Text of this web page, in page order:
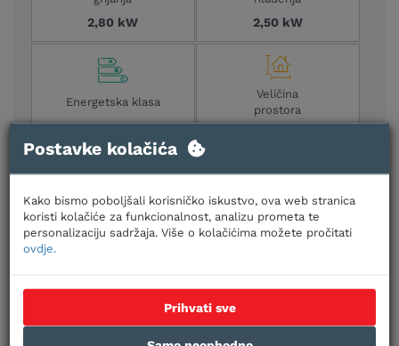
2,80 kW 2,50 kW
Energetska klasa
Veličina
prostora
uplatom na račun, kreditnim karticama jednokratno i
na rate
Postavke kolačića
Kako bismo poboljšali korisničko iskustvo, ova web stranica
koristi kolačiće za funkcionalnost, analizu prometa te
personalizaciju sadržaja. Više o kolačićima možete pročitati
ovdje.
Prihvati sve